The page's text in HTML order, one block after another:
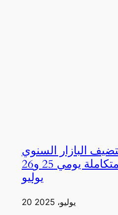
البازار السنوي
لجمعية الرعاية المتكاملة يومي 25 و26
يوليو
20 يوليو، 2025